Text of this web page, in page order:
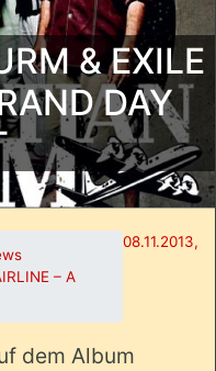
& EXILE
DAY
08.11.2013,
– A
dem Album